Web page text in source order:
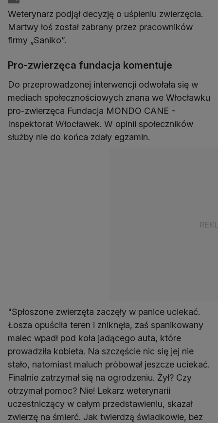
Weterynarz podjął decyzję o uśpieniu zwierzęcia.
Martwy łoś został zabrany przez pracowników
firmy „Saniko”.
Pro-zwierzęca fundacja komentuje
Do przeprowadzonej interwencji odwołała się w
mediach społecznościowych znana we Włocławku
pro-zwierzęca Fundacja MONDO CANE -
Inspektorat Włocławek. W opinii społeczników
służby nie do końca zdały egzamin.
"Spłoszone zwierzęta zaczęły w panice uciekać.
Łosza opuściła teren i zniknęła, zaś spanikowany
malec wpadł pod koła jadącego auta, które
prowadziła kobieta. Na szczęście nic się jej nie
stało, natomiast maluch próbował jeszcze uciekać.
Finalnie zatrzymał się na ogrodzeniu. Żył? Czy
otrzymał pomoc? Nie! Lekarz weterynarii
uczestniczący w całym przedstawieniu, skazał
zwierzę na śmierć. Jak twierdzą świadkowie, bez